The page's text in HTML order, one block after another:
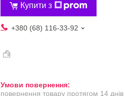
Купити з
+380 (68) 116-33-92
повернення товару протягом 14 днів